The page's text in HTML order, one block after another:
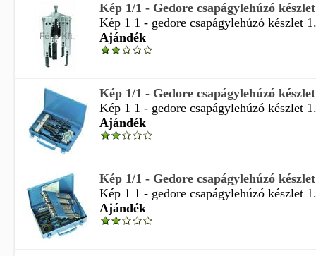
Kép 1/1 - Gedore csapágylehúzó
Kép 1 1 - gedore csapágylehúzó készlet
Ajándék
Kép 1/1 - Gedore csapágylehúzó
Kép 1 1 - gedore csapágylehúzó készlet
Ajándék
Kép 1/1 - Gedore csapágylehúzó
Kép 1 1 - gedore csapágylehúzó készlet
Ajándék